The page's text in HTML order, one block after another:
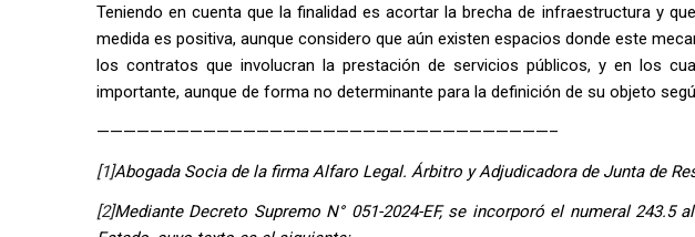
Teniendo en cuenta que la finalidad es acortar la brecha de infraestructura y
medida es positiva, aunque considero que aún existen espacios donde este
los contratos que involucran la prestación de servicios públicos, y en los
importante, aunque de forma no determinante para la definición de su objeto
——————————————————————————————————–
[1]Abogada Socia de la firma Alfaro Legal. Árbitro y Adjudicadora de Junta de
[2]Mediante Decreto Supremo N° 051-2024-EF, se incorporó el numeral